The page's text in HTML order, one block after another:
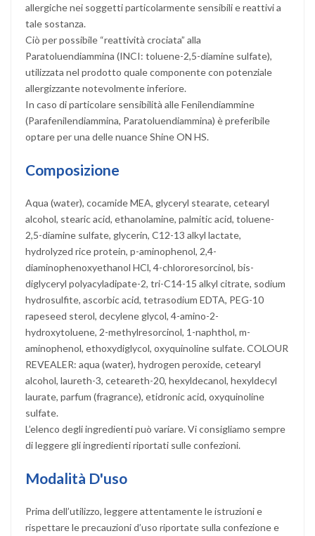
allergiche nei soggetti particolarmente sensibili e reattivi a
tale sostanza.
Ciò per possibile “reattività crociata” alla
Paratoluendiammina (INCI: toluene-2,5-diamine sulfate),
utilizzata nel prodotto quale componente con potenziale
allergizzante notevolmente inferiore.
In caso di particolare sensibilità alle Fenilendiammine
(Parafenilendiammina, Paratoluendiammina) è preferibile
optare per una delle nuance Shine ON HS.
Composizione
Aqua (water), cocamide MEA, glyceryl stearate, cetearyl
alcohol, stearic acid, ethanolamine, palmitic acid, toluene-
2,5-diamine sulfate, glycerin, C12-13 alkyl lactate,
hydrolyzed rice protein, p-aminophenol, 2,4-
diaminophenoxyethanol HCl, 4-chlororesorcinol, bis-
diglyceryl polyacyladipate-2, tri-C14-15 alkyl citrate, sodium
hydrosulfite, ascorbic acid, tetrasodium EDTA, PEG-10
rapeseed sterol, decylene glycol, 4-amino-2-
hydroxytoluene, 2-methylresorcinol, 1-naphthol, m-
aminophenol, ethoxydiglycol, oxyquinoline sulfate. COLOUR
REVEALER: aqua (water), hydrogen peroxide, cetearyl
alcohol, laureth-3, ceteareth-20, hexyldecanol, hexyldecyl
laurate, parfum (fragrance), etidronic acid, oxyquinoline
sulfate.
L’elenco degli ingredienti può variare. Vi consigliamo sempre
di leggere gli ingredienti riportati sulle confezioni.
Modalità D'uso
Prima dell’utilizzo, leggere attentamente le istruzioni e
rispettare le precauzioni d’uso riportate sulla confezione e